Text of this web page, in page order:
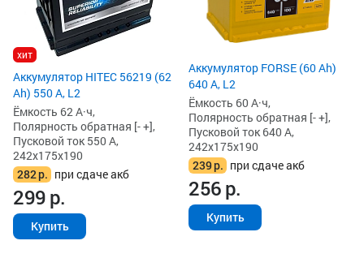
хит
Аккумулятор HITEC 56219 (62
Ah) 550 А, L2
Ёмкость 62 А·ч,
Полярность обратная [- +],
Пусковой ток 550 А,
242x175x190
282р. при сдаче акб
299р.
Купить
Аккумулятор FORSE (60 Ah)
640 А, L2
Ёмкость 60 А·ч,
Полярность обратная [- +],
Пусковой ток 640 А,
242x175x190
239р. при сдаче акб
256р.
Купить